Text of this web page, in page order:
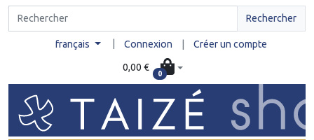
Rechercher
français Connexion Créer un compte
0,00 €
0